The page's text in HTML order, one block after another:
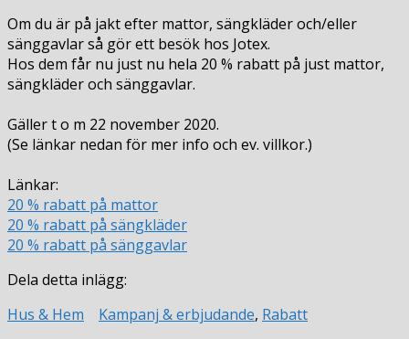
rabatt
på
sängkläder
Om du är på jakt efter mattor, sängkläder och/eller
sänggavlar så gör ett besök hos Jotex.
Hos dem får nu just nu hela 20 % rabatt på just mattor,
sängkläder och sänggavlar.
Gäller t o m 22 november 2020.
(Se länkar nedan för mer info och ev. villkor.)
Länkar:
20 % rabatt på mattor
20 % rabatt på sängkläder
20 % rabatt på sänggavlar
Dela detta inlägg:
Hus & Hem
Kampanj & erbjudande, Rabatt